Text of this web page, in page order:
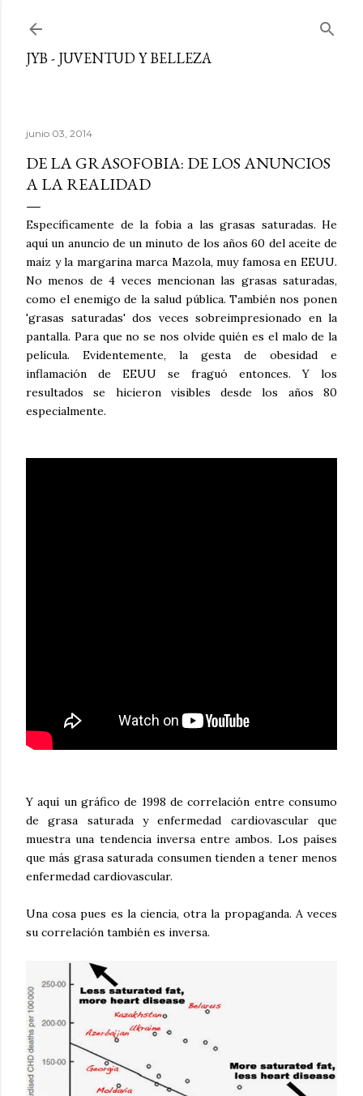
JYB - JUVENTUD Y BELLEZA
junio 03, 2014
DE LA GRASOFOBIA: DE LOS ANUNCIOS
A LA REALIDAD
Específicamente de la fobia a las grasas saturadas. He
aquí un anuncio de un minuto de los años 60 del aceite de
maíz y la margarina marca Mazola, muy famosa en EEUU.
No menos de 4 veces mencionan las grasas saturadas,
como el enemigo de la salud pública. También nos ponen
'grasas saturadas' dos veces sobreimpresionado en la
pantalla. Para que no se nos olvide quién es el malo de la
película. Evidentemente, la gesta de obesidad e
inflamación de EEUU se fraguó entonces. Y los
resultados se hicieron visibles desde los años 80
especialmente.
Y aquí un gráfico de 1998 de correlación entre consumo
de grasa saturada y enfermedad cardiovascular que
muestra una tendencia inversa entre ambos. Los países
que más grasa saturada consumen tienden a tener menos
enfermedad cardiovascular.
Una cosa pues es la ciencia, otra la propaganda. A veces
su correlación también es inversa.